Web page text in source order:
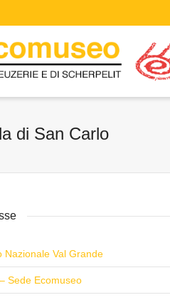
di San Carlo
Nazionale Val Grande
Sede Ecomuseo